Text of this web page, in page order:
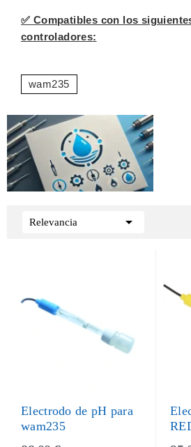
✅ Compatibles con los
controladores:
wam235
Relevancia 
Electrodo de pH para
wam235